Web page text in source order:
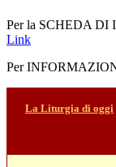
Per la SCHEDA DI
Link
Per
La Liturgia di oggi